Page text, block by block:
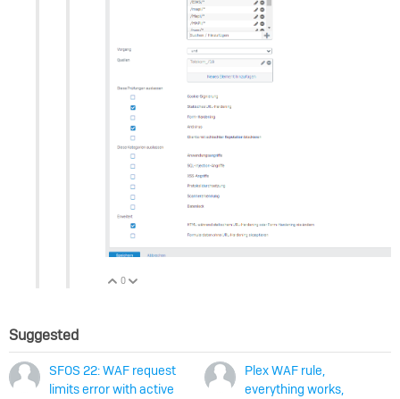
Vote Up
0
Suggested
SFOS 22: WAF request
limits error with active
Plex WAF rule,
everything works,